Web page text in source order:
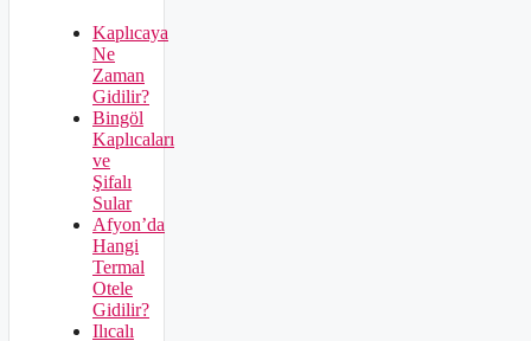
Kaplıcaya
Ne
Zaman
Gidilir?
Bingöl
Kaplıcaları
ve
Şifalı
Sular
Afyon’da
Hangi
Termal
Otele
Gidilir?
Ilıcalı